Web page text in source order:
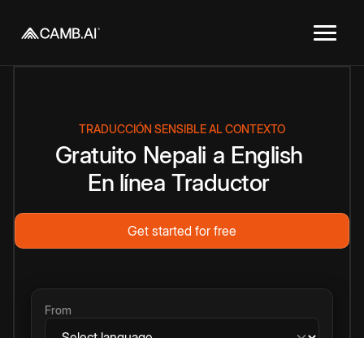
TRADUCCIÓN SENSIBLE AL CONTEXTO
Gratuito Nepali a English
En línea Traductor
Get started for free
From